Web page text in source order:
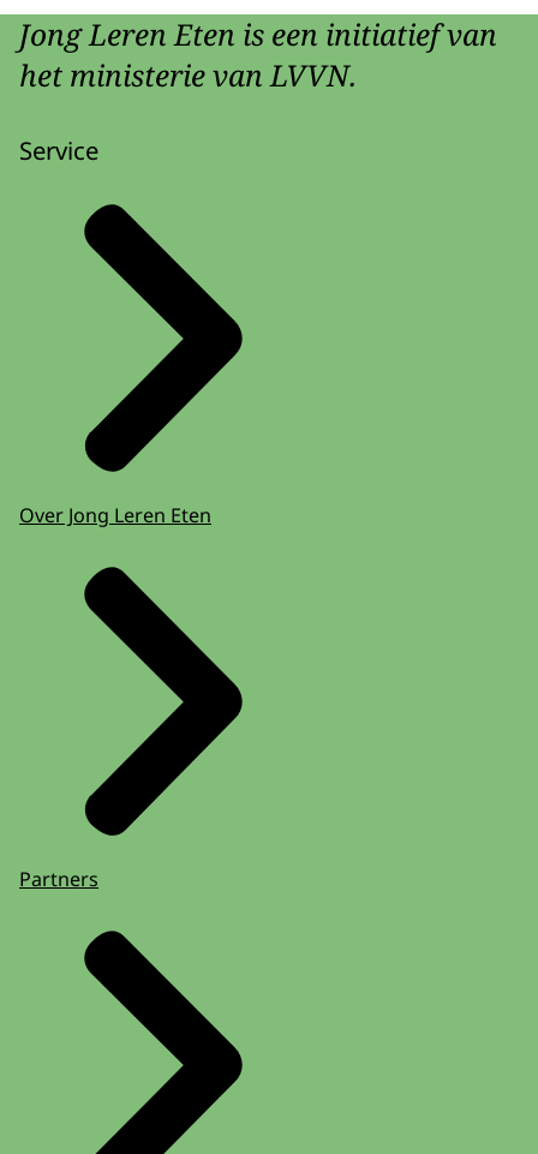
Jong Leren Eten is een initiatief van
het ministerie van LVVN.
Service
Over Jong Leren Eten
Partners